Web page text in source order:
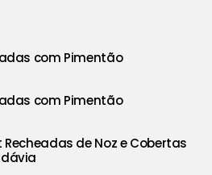
com Pimentão
com Pimentão
Recheadas de Noz e Cobertas